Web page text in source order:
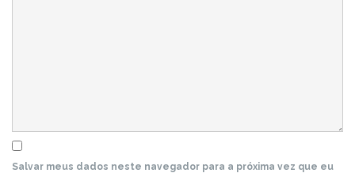
Salvar meus dados neste navegador para a próxima vez que eu